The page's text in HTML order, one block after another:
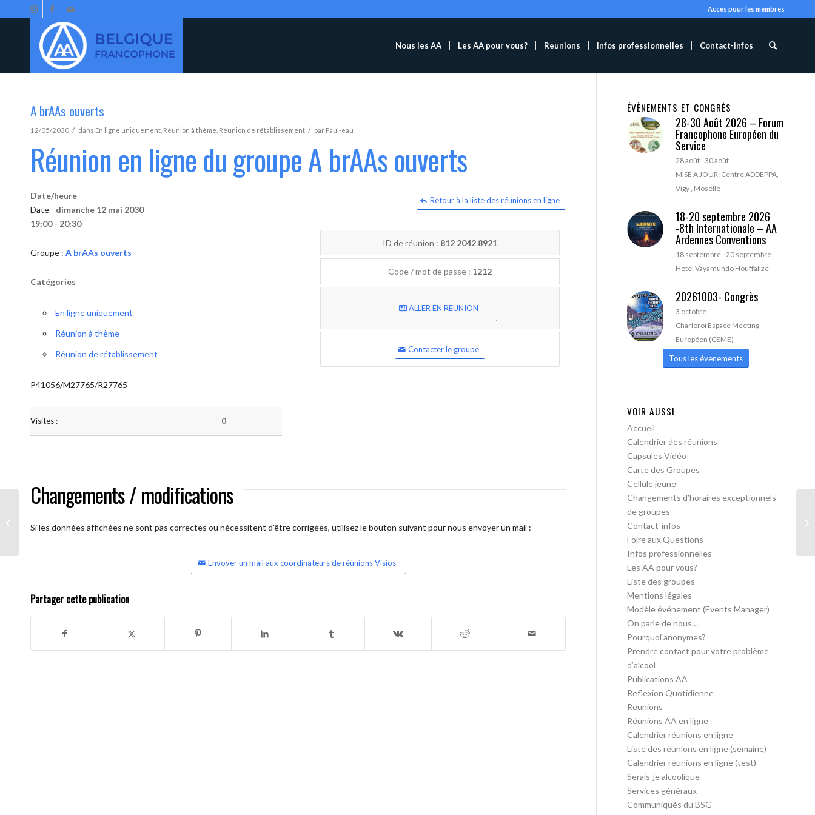
Accès pour les membres
Nous les AA Les AA pour vous? Reunions Infos professionnelles Contact-infos
A brAAs ouverts
12/05/2030 / dans En ligne uniquement Réunion à thème Réunion de rétablissement / par Paul-eau
Réunion en ligne du groupe A brAAs ouverts
Retour à la liste des réunions en ligne
Date/heure
Date - dimanche 12 mai 2030
19:00 - 20:30
Groupe : A brAAs ouverts
Catégories
En ligne uniquement
Réunion à thème
Réunion de rétablissement
P41056/M27765/R27765
Visites : 0
ID de réunion : 812 2042 8921
Code / mot de passe : 1212
ALLER EN REUNION
Contacter le groupe
Changements / modifications
Si les données affichées ne sont pas correctes ou nécessitent d'être corrigées, utilisez le bouton suivant pour nous envoyer un mail :
Envoyer un mail aux coordinateurs de réunions Visios
Partager cette publication
ÉVÈNEMENTS ET CONGRÈS
28-30 Août 2026 – Forum
Francophone Européen du
Service
28 août-30 août
MISE A JOUR: Centre ADDEPPA,
Vigy , Moselle
18-20 septembre 2026
-8th Internationale – AA
Ardennes Conventions
18 septembre-20 septembre
Hotel Vayamundo Houffalize
20261003- Congrès
3 octobre
Charleroi Espace Meeting
Européen (CEME)
Tous les évenements
VOIR AUSSI
Accueil
Calendrier des réunions
Capsules Vidéo
Carte des Groupes
Cellule jeune
Changements d’horaires exceptionnels
de groupes
Contact-infos
Foire aux Questions
Infos professionnelles
Les AA pour vous?
Liste des groupes
Mentions légales
Modèle événement (Events Manager)
On parle de nous…
Pourquoi anonymes?
Prendre contact pour votre problème
d’alcool
Publications AA
Reflexion Quotidienne
Reunions
Réunions AA en ligne
Calendrier réunions en ligne
Liste des réunions en ligne (semaine)
Calendrier réunions en ligne (test)
Serais-je alcoolique
Services généraux
Communiqués du BSG
A